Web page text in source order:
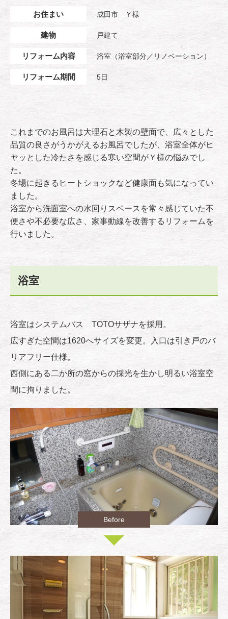
お住まい 成田市 Ｙ様
建物 戸建て
リフォーム内容 浴室（浴室部分／リノベーション）
リフォーム期間 5日
これまでのお風呂は大理石と木製の壁面で、広々とした
品質の良さがうかがえるお風呂でしたが、浴室全体がヒ
ヤッとした冷たさを感じる寒い空間がＹ様の悩みでし
た。
冬場に起きるヒートショックなど健康面も気になってい
ました。
浴室から洗面室への水回りスペースを常々感じていた不
便さや不必要な広さ、家事動線を改善するリフォームを
行いました。
浴室
浴室はシステムバス TOTOサザナを採用。
広すぎた空間は1620へサイズを変更。入口は引き戸のバ
リアフリー仕様。
西側にある二か所の窓からの採光を生かし明るい浴室空
間に拘りました。
Before